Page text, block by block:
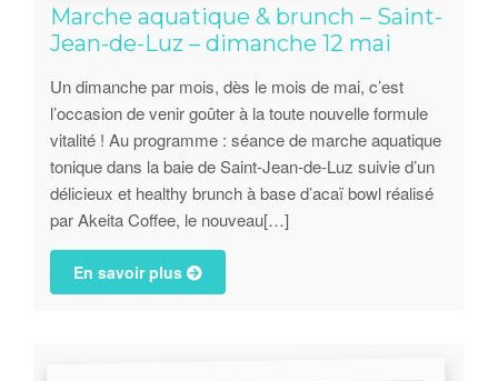
Marche aquatique & brunch – Saint-
Jean-de-Luz – dimanche 12 mai
Un dimanche par mois, dès le mois de mai, c’est
l’occasion de venir goûter à la toute nouvelle formule
vitalité ! Au programme : séance de marche aquatique
tonique dans la baie de Saint-Jean-de-Luz suivie d’un
délicieux et healthy brunch à base d’acaï bowl réalisé
par Akeita Coffee, le nouveau[…]
En savoir plus